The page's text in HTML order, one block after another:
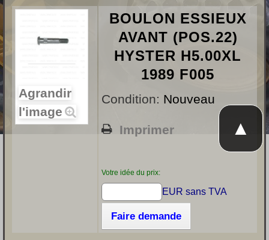
Agrandir
l'image
BOULON ESSIEUX
AVANT (POS.22)
HYSTER H5.00XL
1989 F005
Condition: Nouveau
Imprimer
Votre idée du prix:
EUR sans TVA
Faire demande
▲